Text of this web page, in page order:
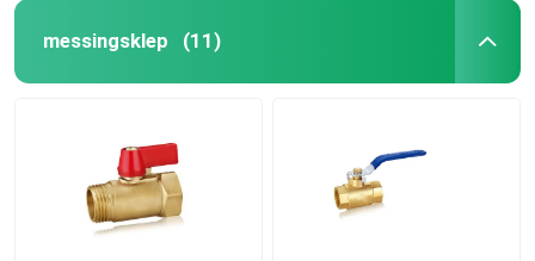
messingsklep (11)